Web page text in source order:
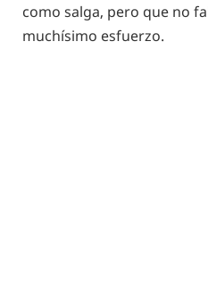
como salga, pero que no
muchísimo esfuerzo.